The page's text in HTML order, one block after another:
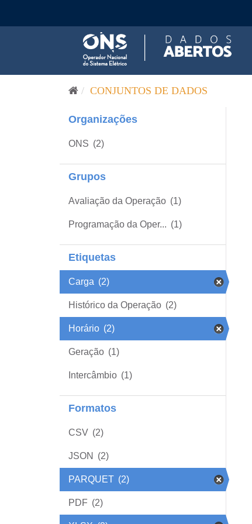
CONJUNTOS DE DADOS
Organizações
ONS (2)
Grupos
Avaliação da Operação (1)
Programação da Oper... (1)
Etiquetas
Carga (2)
Histórico da Operação (2)
Horário (2)
Geração (1)
Intercâmbio (1)
Formatos
CSV (2)
JSON (2)
PARQUET (2)
PDF (2)